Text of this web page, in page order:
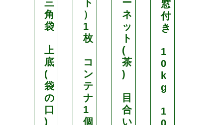
三
角
袋
上
底
(
袋
の
口
)
ト
）
1
枚
コ
ン
テ
ナ
1
個
ー
ネ
ッ
ト
(
茶
)
目
合
い
窓
付
き
1
0
k
g
1